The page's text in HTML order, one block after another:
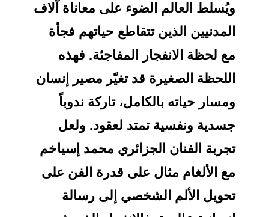
ويُسلط العالم الضوء على معاناة آلاف
المدنيين الذين تتقاطع حياتهم فجأة
مع لحظة الانفجار المفاجئة. فهذه
اللحظة الصغيرة قد تغيّر مصير إنسان
ومسار حياته بالكامل، تاركة ندوباً
جسدية ونفسية تمتد لعقود. ولعل
تجربة الفنان الجزائري محمد إسياخم
مع الألغام مثال على قدرة الفن على
تحويل الألم الشخصي إلى رسالة